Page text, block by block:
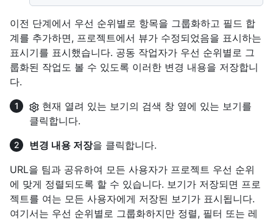
이전 단계에서 우선 순위별로 항목을 그룹화하고 필드 합
계를 추가하면, 프로젝트에서 뷰가 수정되었음을 표시하는
표시기를 표시했습니다. 공동 작업자가 우선 순위별로 그
룹화된 작업도 볼 수 있도록 이러한 변경 내용을 저장합니
다.
현재 열려 있는 보기의 검색 창 옆에 있는 보기를
클릭합니다.
변경 내용 저장을 클릭합니다.
URL을 팀과 공유하여 모든 사용자가 프로젝트 우선 순위
에 맞게 정렬되도록 할 수 있습니다. 보기가 저장되면 프로
젝트를 여는 모든 사용자에게 저장된 보기가 표시됩니다.
여기서는 우선 순위별로 그룹화하지만 정렬, 필터 또는 레